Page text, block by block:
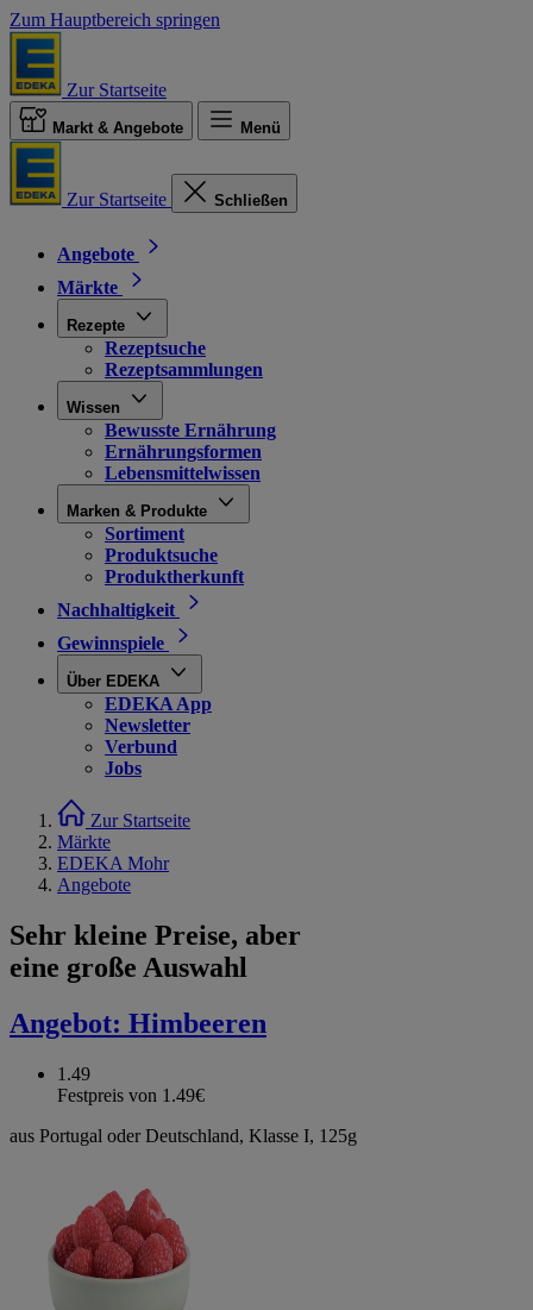
Zum Hauptbereich springen
Zur Startseite
Markt & Angebote Menü
Zur Startseite Schließen
Angebote
Märkte
Rezepte
Rezeptsuche
Rezeptsammlungen
Wissen
Bewusste Ernährung
Ernährungsformen
Lebensmittelwissen
Marken & Produkte
Sortiment
Produktsuche
Produktherkunft
Nachhaltigkeit
Gewinnspiele
Über EDEKA
EDEKA App
Newsletter
Verbund
Jobs
Zur Startseite
Märkte
EDEKA Mohr
Angebote
Sehr kleine Preise, aber
eine große Auswahl
Angebot: Himbeeren
1.49
Festpreis von 1.49€
aus Portugal oder Deutschland, Klasse I, 125g